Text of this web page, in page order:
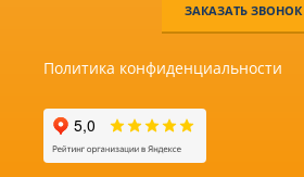
ЗАКАЗАТЬ ЗВОНОК
Политика конфиденциальности